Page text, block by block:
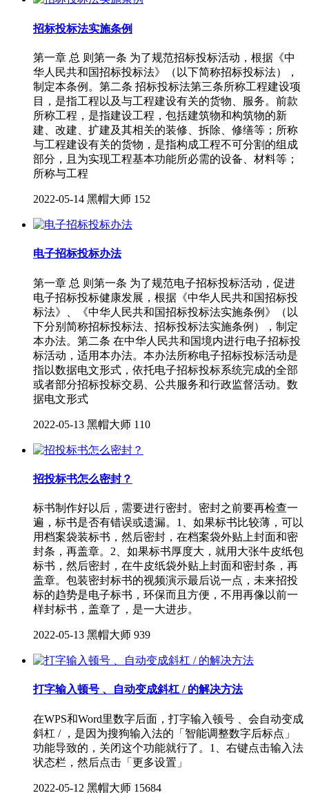
招标投标法实施条例
第一章 总 则第一条 为了规范招标投标活动，根据《中
华人民共和国招标投标法》（以下简称招标投标法），
制定本条例。第二条 招标投标法第三条所称工程建设项
目，是指工程以及与工程建设有关的货物、服务。前款
所称工程，是指建设工程，包括建筑物和构筑物的新
建、改建、扩建及其相关的装修、拆除、修缮等；所称
与工程建设有关的货物，是指构成工程不可分割的组成
部分，且为实现工程基本功能所必需的设备、材料等；
所称与工程
2022-05-14 黑帽大师 152
电子招标投标办法
第一章 总 则第一条 为了规范电子招标投标活动，促进
电子招标投标健康发展，根据《中华人民共和国招标投
标法》、《中华人民共和国招标投标法实施条例》（以
下分别简称招标投标法、招标投标法实施条例），制定
本办法。第二条 在中华人民共和国境内进行电子招标投
标活动，适用本办法。本办法所称电子招标投标活动是
指以数据电文形式，依托电子招标投标系统完成的全部
或者部分招标投标交易、公共服务和行政监督活动。数
据电文形式
2022-05-13 黑帽大师 110
招投标书怎么密封？
标书制作好以后，需要进行密封。密封之前要再检查一
遍，标书是否有错误或遗漏。1、如果标书比较薄，可以
用档案袋装标书，然后密封，在档案袋外贴上封面和密
封条，再盖章。2、如果标书厚度大，就用大张牛皮纸包
标书，然后密封，在牛皮纸袋外贴上封面和密封条，再
盖章。包装密封标书的视频演示最后说一点，未来招投
标的趋势是电子标书，环保而且方便，不用再像以前一
样封标书，盖章了，是一大进步。
2022-05-13 黑帽大师 939
打字输入顿号 、自动变成斜杠 / 的解决方法
在WPS和Word里数字后面，打字输入顿号 、会自动变成
斜杠 / ，是因为搜狗输入法的「智能调整数字后标点」
功能导致的，关闭这个功能就行了。1、右键点击输入法
状态栏，然后点击「更多设置」
2022-05-12 黑帽大师 15684